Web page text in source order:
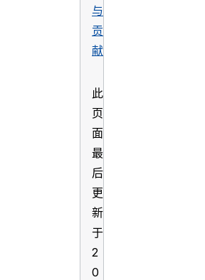
与
贡
献
此
页
面
最
后
更
新
于
2
0